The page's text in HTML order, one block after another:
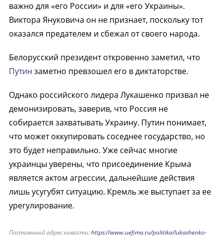
важно для «его России» и для «его Украины».
Виктора Януковича он не признает, поскольку тот
оказался предателем и сбежал от своего народа.
Белорусский президент откровенно заметил, что
Путин заметно превзошел его в диктаторстве.
Однако российского лидера Лукашенко призвал не
демонизировать, заверив, что Россия не
собирается захватывать Украину. Путин понимает,
что может оккупировать соседнее государство, но
это будет неправильно. Уже сейчас многие
украинцы уверены, что присоединение Крыма
является актом агрессии, дальнейшие действия
лишь усугубят ситуацию. Кремль же выступает за ее
урегулирование.
Постоянный адрес новости:https://www.uefima.ru/politika/lukashenko-